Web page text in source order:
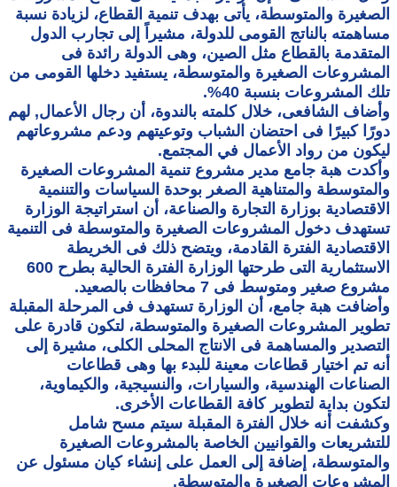
الصغيرة والمتوسطة، يأتى بهدف تنمية القطاع، لزيادة نسبة
مساهمته بالناتج القومى للدولة، مشيراً إلى تجارب الدول
المتقدمة بالقطاع مثل الصين، وهى الدولة رائدة فى
المشروعات الصغيرة والمتوسطة، يستفيد دخلها القومى من
تلك المشروعات بنسبة 40%.
وأضاف الشافعى، خلال كلمته بالندوة، أن رجال الأعمال, لهم
دورًا كبيرًا فى احتضان الشباب وتوعيتهم ودعم مشروعاتهم
ليكون من رواد الأعمال في المجتمع.
وأكدت هبة جامع مدير مشروع تنمية المشروعات الصغيرة
والمتوسطة والمتناهية الصغر بوحدة السياسات والتننمية
الاقتصادية بوزارة التجارة والصناعة، أن استراتيجة الوزارة
تستهدف دخول المشروعات الصغيرة والمتوسطة فى التنمية
الاقتصادية الفترة القادمة، ويتضح ذلك فى الخريطة
الاستثمارية التى طرحتها الوزارة الفترة الحالية بطرح 600
مشروع صغير ومتوسط فى 7 محافظات بالصعيد.
وأضافت هبة جامع، أن الوزارة تستهدف فى المرحلة المقبلة
تطوير المشروعات الصغيرة والمتوسطة، لتكون قادرة على
التصدير والمساهمة فى الانتاج المحلى الكلى، مشيرة إلى
أنه تم اختيار قطاعات معينة للبدء بها وهى قطاعات
الصناعات الهندسية، والسيارات، والنسيجية، والكيماوية،
لتكون بداية لتطوير كافة القطاعات الأخرى.
وكشفت أنه خلال الفترة المقبلة سيتم مسح شامل
للتشريعات والقوانيين الخاصة بالمشروعات الصغيرة
والمتوسطة، إضافة إلى العمل على إنشاء كيان مسئول عن
المشروعات الصغيرة والمتوسطة.